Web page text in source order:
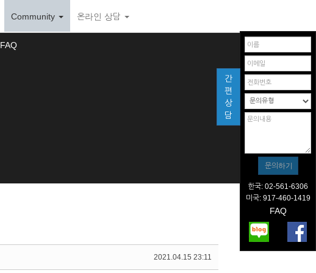
Community 온라인 상담
FAQ
2021.04.15 23:11
간
편
상
담
한국: 02-561-6306
미국: 917-460-1419
FAQ